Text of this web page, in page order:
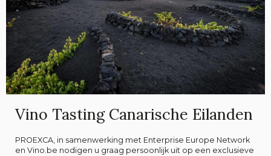
Vino Tasting Canarische Eilanden
PROEXCA, in samenwerking met Enterprise Europe Network
en Vino.be nodigen u graag persoonlijk uit op een exclusieve